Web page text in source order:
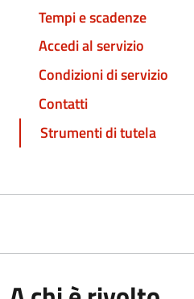
Tempi e scadenze
Accedi al servizio
Condizioni di servizio
Contatti
Strumenti di tutela